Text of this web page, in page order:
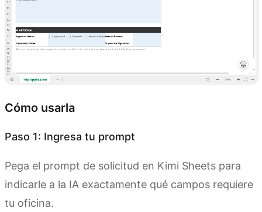
Cómo usarla
Paso 1: Ingresa tu prompt
Pega el prompt de solicitud en Kimi Sheets para
indicarle a la IA exactamente qué campos requiere
tu oficina.